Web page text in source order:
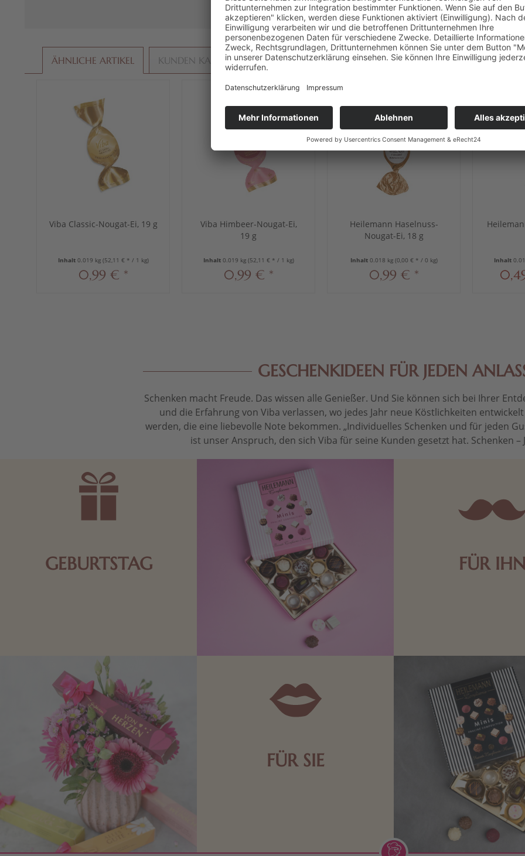
ÄHNLICHE ARTIKEL KUNDEN KAUFTEN AUCH KUNDEN HABEN SICH EBENFALLS ANGESEHEN
Viba Classic-Nougat-Ei, 19 g
Inhalt 0.019 kg (52,11 € * / 1 kg)
0,99 € *
Viba Himbeer-Nougat-Ei,
19 g
Inhalt 0.019 kg (52,11 € * / 1 kg)
0,99 € *
Heilemann Haselnuss-
Nougat-Ei, 18 g
Inhalt 0.018 kg (0,00 € * / 0 kg)
0,99 € *
Inhalt
GESCHENKIDEEN FÜR JEDEN
Schenken macht Freude. Das wissen alle Genießer. Und Sie können sich bei Ihrer
und die Erfahrung von Viba verlassen, wo jedes Jahr neue Köstlichkeiten
werden, die eine liebevolle Note bekommen. „Individuelles Schenken und für jeden
ist unser Anspruch, den sich Viba für seine Kunden gesetzt hat. Schenken –
GEBURTSTAG FÜR IHN
FÜR SIE